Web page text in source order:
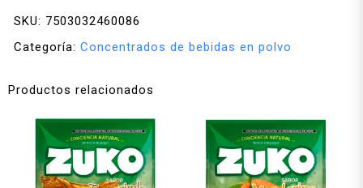
SKU: 7503032460086
Categoría: Concentrados de bebidas en polvo
Productos relacionados